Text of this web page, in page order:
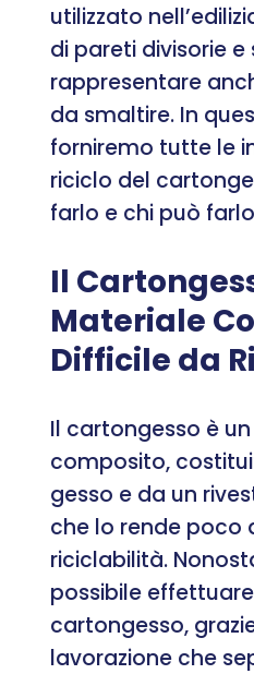
utilizzato
di pareti divisorie
rappresentare
da smaltire. In
forniremo tutte le
riciclo del
farlo e chi può
Il
Materiale
Difficile da
Il cartongesso è
composito,
gesso e da un
che lo rende poco
riciclabilità.
possibile
cartongesso,
lavorazione che